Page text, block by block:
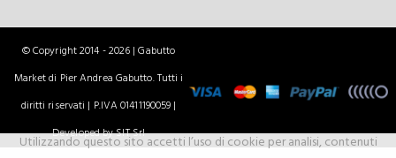
© Copyright 2014 - 2026 | Gabutto
Market di Pier Andrea Gabutto. Tutti i
diritti riservati | P.IVA 01411190059 |
Developed by SIT Srl
Utilizzando questo sito accetti l’uso di cookie per analisi, contenuti